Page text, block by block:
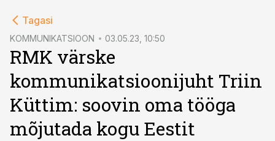
Tagasi
KOMMUNIKATSIOON 03.05.23, 10:50
RMK värske
kommunikatsioonijuht Triin
Küttim: soovin oma tööga
mõjutada kogu Eestit